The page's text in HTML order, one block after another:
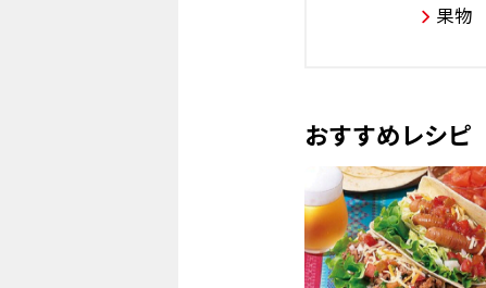
果物
おすすめレシピ